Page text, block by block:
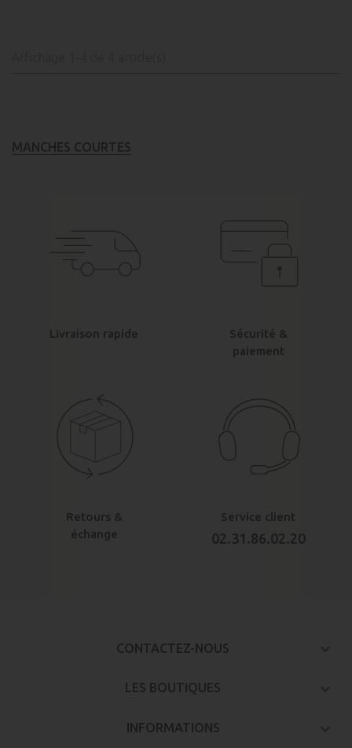
MANCHES COURTES
Livraison rapide
Sécurité &
paiement
Retours &
échange
Service client
02.31.86.02.20
CONTACTEZ-NOUS
LES BOUTIQUES
INFORMATIONS